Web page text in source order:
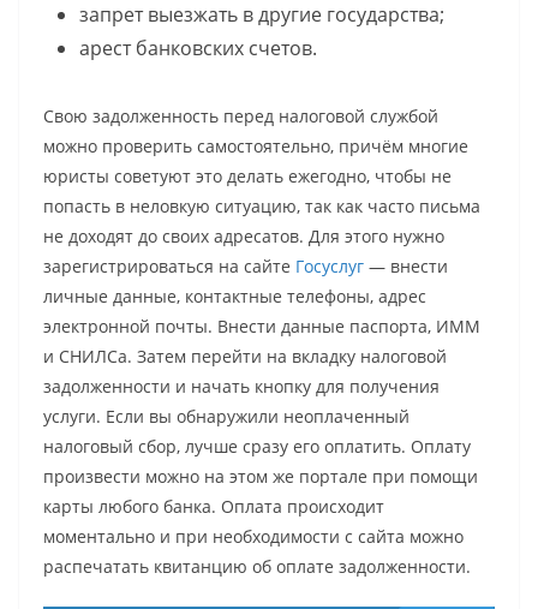
запрет выезжать в другие государства;
арест банковских счетов.
Свою задолженность перед налоговой службой
можно проверить самостоятельно, причём многие
юристы советуют это делать ежегодно, чтобы не
попасть в неловкую ситуацию, так как часто письма
не доходят до своих адресатов. Для этого нужно
зарегистрироваться на сайте Госуслуг — внести
личные данные, контактные телефоны, адрес
электронной почты. Внести данные паспорта, ИММ
и СНИЛСа. Затем перейти на вкладку налоговой
задолженности и начать кнопку для получения
услуги. Если вы обнаружили неоплаченный
налоговый сбор, лучше сразу его оплатить. Оплату
произвести можно на этом же портале при помощи
карты любого банка. Оплата происходит
моментально и при необходимости с сайта можно
распечатать квитанцию об оплате задолженности.